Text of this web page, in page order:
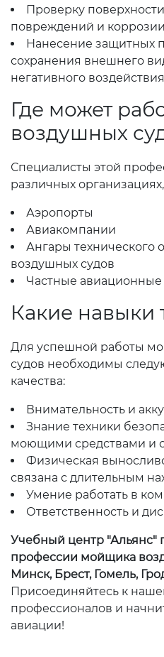
Проверку
повреждений и
Нанесение защитных
сохранения внешнего
негативного
Где может
воздушных
Специалисты этой
различных
Аэропорты
Авиакомпании
Ангары технического
воздушных судов
Частные
Какие навыки
Для успешной работы
судов необходимы
качества:
Внимательность и
Знание техники
моющими средствами и
Физическая
связана с длительным
Умение работать в
Ответственность и
Учебный центр "Альянс"
профессии мойщика
Минск, Брест, Гомель,
Присоединяйтесь к
профессионалов и
авиации!